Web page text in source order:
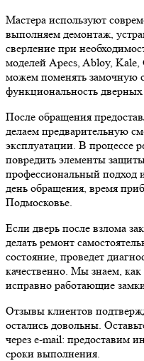
Мастера используют
выполняем демонтаж,
сверление при
моделей Apecs, Abloy,
можем поменять замочную
функциональность
После обращения
делаем предварительную
эксплуатации. В процессе
повредить элементы
профессиональный подход
день обращения, время
Подмосковье.
Если дверь после взлома
делать ремонт
состояние, проведет
качественно. Мы знаем, как
исправно работающие
Отзывы клиентов
остались довольны.
через e-mail: предоставим
сроки выполнения.